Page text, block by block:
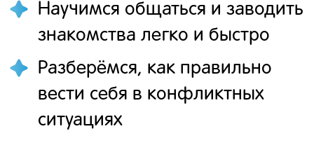
Научимся общаться и заводить
знакомства легко и быстро
Разберёмся, как правильно
вести себя в конфликтных
ситуациях